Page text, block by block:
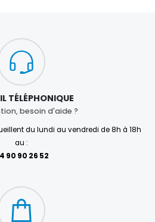
TÉLÉPHONIQUE
besoin d'aide ?
du lundi au vendredi de 8h à 18h
au :
90 90 26 52